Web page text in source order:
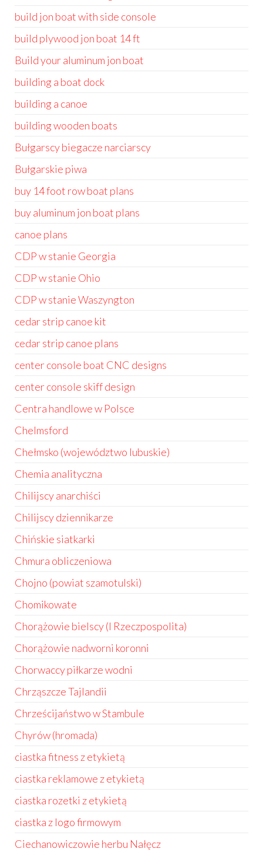
build jon boat with side console
build plywood jon boat 14 ft
Build your aluminum jon boat
building a boat dock
building a canoe
building wooden boats
Bułgarscy biegacze narciarscy
Bułgarskie piwa
buy 14 foot row boat plans
buy aluminum jon boat plans
canoe plans
CDP w stanie Georgia
CDP w stanie Ohio
CDP w stanie Waszyngton
cedar strip canoe kit
cedar strip canoe plans
center console boat CNC designs
center console skiff design
Centra handlowe w Polsce
Chelmsford
Chełmsko (województwo lubuskie)
Chemia analityczna
Chilijscy anarchiści
Chilijscy dziennikarze
Chińskie siatkarki
Chmura obliczeniowa
Chojno (powiat szamotulski)
Chomikowate
Chorążowie bielscy (I Rzeczpospolita)
Chorążowie nadworni koronni
Chorwaccy piłkarze wodni
Chrząszcze Tajlandii
Chrześcijaństwo w Stambule
Chyrów (hromada)
ciastka fitness z etykietą
ciastka reklamowe z etykietą
ciastka rozetki z etykietą
ciastka z logo firmowym
Ciechanowiczowie herbu Nałęcz